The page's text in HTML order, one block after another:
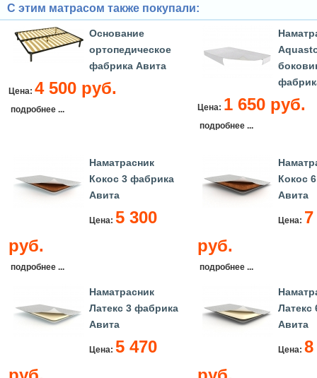
С этим матрасом также покупали:
Основание
ортопедическое
фабрика Авита
Цена: 4 500 руб.
подробнее ... Цена: 1 650 руб.
подробнее ...
Наматрасник
Кокос 3 фабрика
Авита
Цена: 5 300
руб.
подробнее ...
Кокос
Авита
Цена:
руб.
подробнее ...
Наматрасник
Латекс 3 фабрика
Авита
Цена: 5 470
Латекс
Авита
Цена: 8